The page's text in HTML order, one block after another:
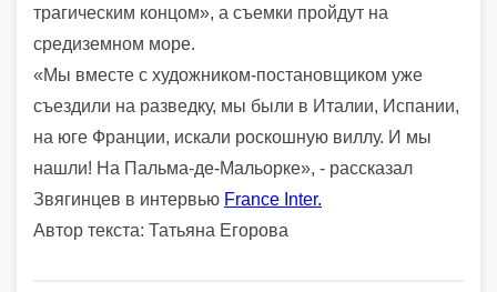
трагическим концом», а съемки пройдут на
средиземном море.
«Мы вместе с художником-постановщиком уже
съездили на разведку, мы были в Италии, Испании,
на юге Франции, искали роскошную виллу. И мы
нашли! На Пальма-де-Мальорке», - рассказал
Звягинцев в интервью France Inter.
Автор текста: Татьяна Егорова